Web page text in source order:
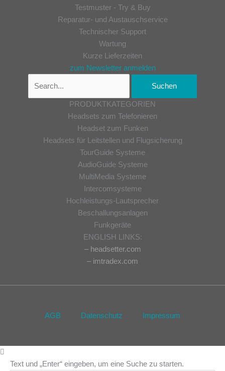
Testmuster - Try & Buy
Reparatur- und Austauschservice
Technischer Support
Wartung
Kurze Lieferzeiten
zum Newsletter anmelden
PRODUKTKATEGORIEN
Headsets zum Telefonieren
Headset zum Funken
Headsets für Leitstellen und Flugsicherung
TourGuide Systeme
AudioGuide Systeme
MultiMedia Systeme
Intercomsysteme
Hochleistungs-Lautsprecher
Beschallungsanlagen
Funkgeräte
ENGLISH LINKS:
– headsetter.com
– imtradex.com
AGB Datenschutz Impressum
Text und „Enter“ eingeben, um eine Suche zu starten.